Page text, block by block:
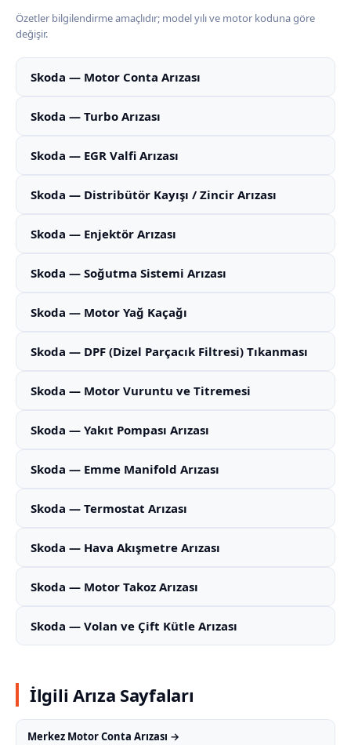
Özetler bilgilendirme amaçlıdır; model yılı ve motor koduna göre
değişir.
Skoda — Motor Conta Arızası
Skoda — Turbo Arızası
Skoda — EGR Valfi Arızası
Skoda — Distribütör Kayışı / Zincir Arızası
Skoda — Enjektör Arızası
Skoda — Soğutma Sistemi Arızası
Skoda — Motor Yağ Kaçağı
Skoda — DPF (Dizel Parçacık Filtresi) Tıkanması
Skoda — Motor Vuruntu ve Titremesi
Skoda — Yakıt Pompası Arızası
Skoda — Emme Manifold Arızası
Skoda — Termostat Arızası
Skoda — Hava Akışmetre Arızası
Skoda — Motor Takoz Arızası
Skoda — Volan ve Çift Kütle Arızası
İlgili Arıza Sayfaları
Merkez Motor Conta Arızası →